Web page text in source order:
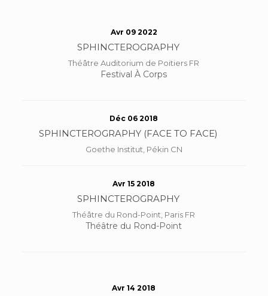
Avr 09 2022
SPHINCTEROGRAPHY
Théâtre Auditorium de Poitiers FR
Festival À Corps
Déc 06 2018
SPHINCTEROGRAPHY (FACE TO FACE)
Goethe Institut, Pékin CN
Avr 15 2018
SPHINCTEROGRAPHY
Théâtre du Rond-Point, Paris FR
Théâtre du Rond-Point
Avr 14 2018